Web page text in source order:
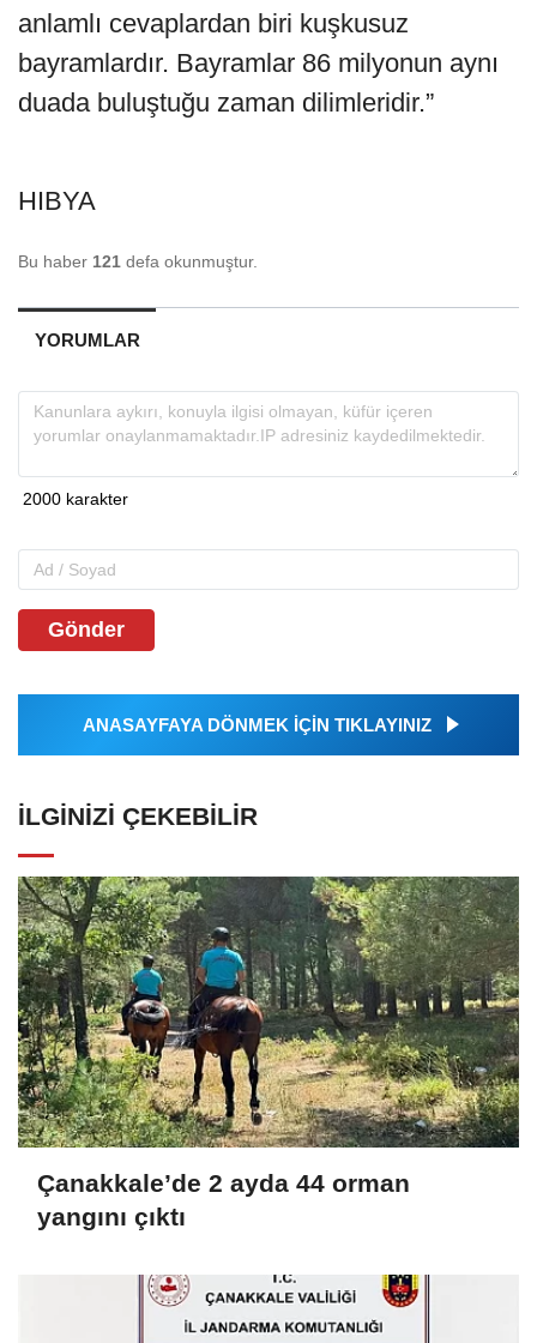
anlamlı cevaplardan biri kuşkusuz
bayramlardır. Bayramlar 86 milyonun aynı
duada buluştuğu zaman dilimleridir.”
HIBYA
Bu haber 121 defa okunmuştur.
YORUMLAR
Gönder
ANASAYFAYA DÖNMEK İÇİN TIKLAYINIZ
İLGINIZI ÇEKEBILIR
Çanakkale’de 2 ayda 44 orman
yangını çıktı